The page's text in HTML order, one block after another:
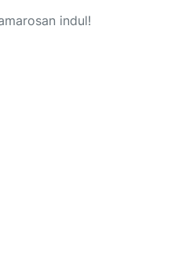
indul!